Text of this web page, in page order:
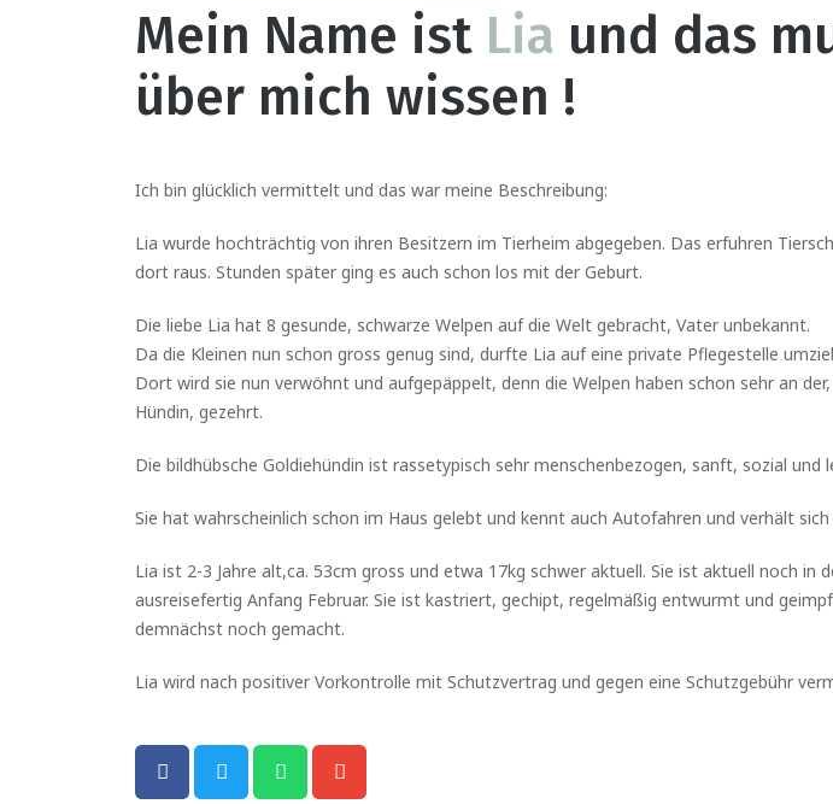
Mein Name ist Lia und das
über mich wissen !
Ich bin glücklich vermittelt und das war meine Beschreibung:
Lia wurde hochträchtig von ihren Besitzern im Tierheim abgegeben. Das erfuhren
dort raus. Stunden später ging es auch schon los mit der Geburt.
Die liebe Lia hat 8 gesunde, schwarze Welpen auf die Welt gebracht, Vater unbekannt.
Da die Kleinen nun schon gross genug sind, durfte Lia auf eine private Pflegestelle
Dort wird sie nun verwöhnt und aufgepäppelt, denn die Welpen haben schon sehr an
Hündin, gezehrt.
Die bildhübsche Goldiehündin ist rassetypisch sehr menschenbezogen, sanft, sozial und
Sie hat wahrscheinlich schon im Haus gelebt und kennt auch Autofahren und verhält sich
Lia ist 2-3 Jahre alt,ca. 53cm gross und etwa 17kg schwer aktuell. Sie ist aktuell noch in
ausreisefertig Anfang Februar. Sie ist kastriert, gechipt, regelmäßig entwurmt und
demnächst noch gemacht.
Lia wird nach positiver Vorkontrolle mit Schutzvertrag und gegen eine Schutzgebühr